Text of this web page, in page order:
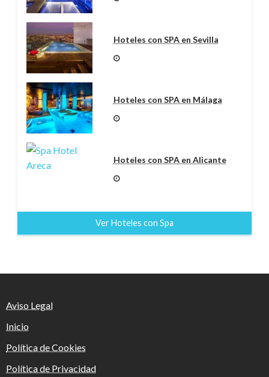
Hoteles con SPA en Sevilla
Hoteles con SPA en Málaga
Hoteles con SPA en Alicante
Ver Hoteles con Spa
Aviso Legal
Inicio
Política de Cookies
Política de Privacidad